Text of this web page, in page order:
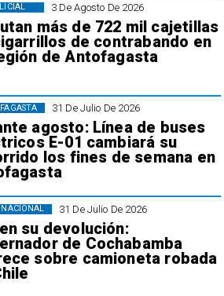
3 De Agosto De 2026
más de 722 mil cajetillas
de contrabando en
de Antofagasta
31 De Julio De 2026
agosto: Línea de buses
E-01 cambiará su
los fines de semana en
31 De Julio De 2026
su devolución:
de Cochabamba
sobre camioneta robada